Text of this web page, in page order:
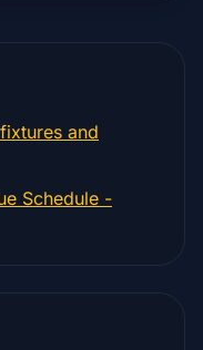
and
Schedule -